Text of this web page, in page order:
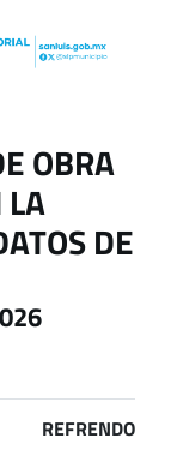
OBRA
DE
REFRENDO